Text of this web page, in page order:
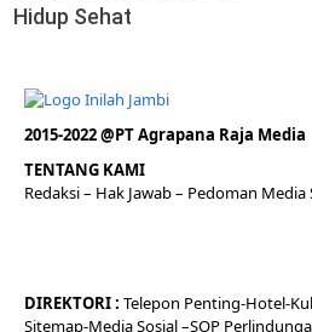
Hidup Sehat
2015-2022 @PT Agrapana Raja Media
TENTANG KAMI
Redaksi– Hak Jawab – Pedoman Media
DIREKTORI: Telepon Penting-Hotel-
Sitemap-Media Sosial –SOP